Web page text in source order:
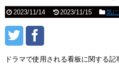
2023/11/14 2023/11/15 気
ドラマで使用される看板に関する記